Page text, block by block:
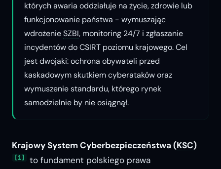
których awaria oddziałuje na życie, zdrowie lub
funkcjonowanie państwa - wymuszając
wdrożenieSZBI, monitoring 24/7 i zgłaszanie
incydentów do CSIRT poziomu krajowego. Cel
jest dwojaki: ochrona obywateli przed
kaskadowym skutkiem cyberataków oraz
wymuszenie standardu, którego rynek
samodzielnie by nie osiągnął.
Krajowy System Cyberbezpieczeństwa (KSC)
[1]
to fundament polskiego prawa